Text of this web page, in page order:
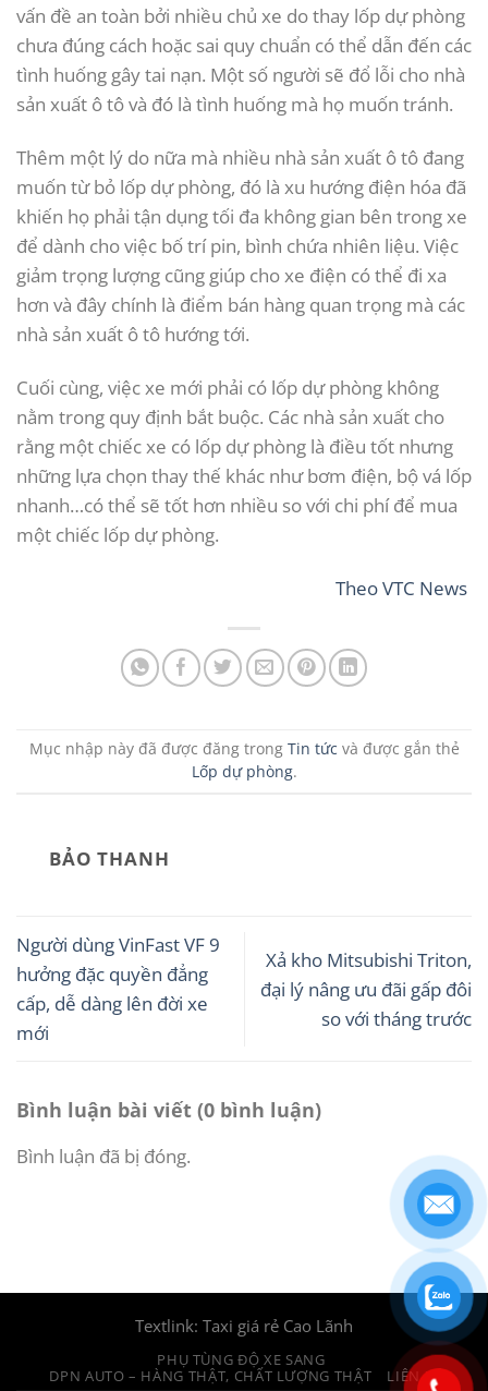
vấn đề an toàn bởi nhiều chủ xe do thay lốp dự phòng
chưa đúng cách hoặc sai quy chuẩn có thể dẫn đến các
tình huống gây tai nạn. Một số người sẽ đổ lỗi cho nhà
sản xuất ô tô và đó là tình huống mà họ muốn tránh.
Thêm một lý do nữa mà nhiều nhà sản xuất ô tô đang
muốn từ bỏ lốp dự phòng, đó là xu hướng điện hóa đã
khiến họ phải tận dụng tối đa không gian bên trong xe
để dành cho việc bố trí pin, bình chứa nhiên liệu. Việc
giảm trọng lượng cũng giúp cho xe điện có thể đi xa
hơn và đây chính là điểm bán hàng quan trọng mà các
nhà sản xuất ô tô hướng tới.
Cuối cùng, việc xe mới phải có lốp dự phòng không
nằm trong quy định bắt buộc. Các nhà sản xuất cho
rằng một chiếc xe có lốp dự phòng là điều tốt nhưng
những lựa chọn thay thế khác như bơm điện, bộ vá lốp
nhanh…có thể sẽ tốt hơn nhiều so với chi phí để mua
một chiếc lốp dự phòng.
TheoVTC News
Mục nhập này đã được đăng trong Tin tức và được gắn thẻ
Lốp dự phòng.
BẢO THANH
Người dùng VinFast VF 9
hưởng đặc quyền đẳng
cấp, dễ dàng lên đời xe
mới
Xả kho Mitsubishi Triton,
đại lý nâng ưu đãi gấp đôi
so với tháng trước
Bình luận bài viết (0 bình luận)
Bình luận đã bị đóng.
Textlink: Taxi giá rẻ Cao Lãnh
PHỤ TÙNG ĐỘ XE SANG
DPN AUTO – HÀNG THẬT, CHẤT LƯỢNG THẬT
LIÊN HỆ